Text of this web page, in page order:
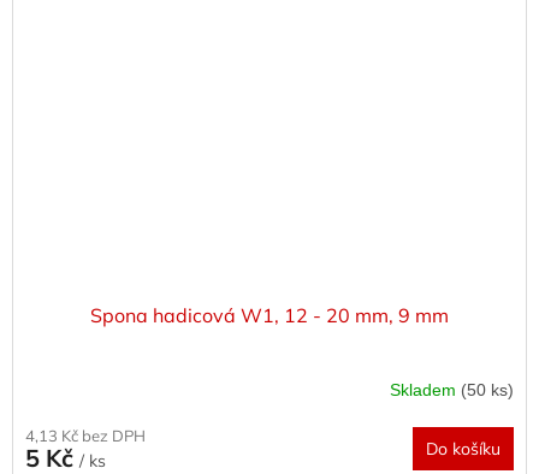
Spona hadicová W1, 12 - 20 mm, 9 mm
Skladem (50 ks)
4,13 Kč bez DPH
5 Kč / ks
Do košíku